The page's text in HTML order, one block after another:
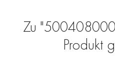
Zu
Produkt